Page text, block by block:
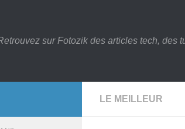
sur Fotozik des articles tech, des
LE MEILLEUR